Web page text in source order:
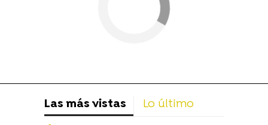
Las más vistas Lo último